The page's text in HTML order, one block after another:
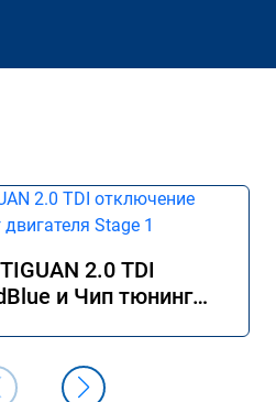
2.0 TDI
и Чип тюнинг